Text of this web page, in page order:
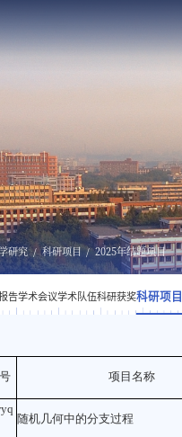
研究 科研项目 2025年结题项目
告学术会议学术队伍科研获奖科研项目
项目名称
随机几何中的分支过程